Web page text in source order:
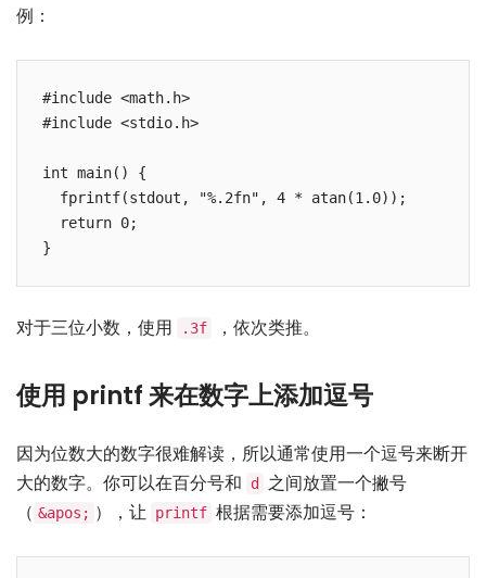
例：
#include <math.h>
#include <stdio.h>
int main() {
  fprintf(stdout, "%.2fn", 4 * atan(1.0));
  return 0;
对于三位小数，使用 .3f ，依次类推。
使用 printf 来在数字上添加逗号
因为位数大的数字很难解读，所以通常使用一个逗号来断开
大的数字。你可以在百分号和
d
之间放置一个撇号
（ &apos; ），让 printf 根据需要添加逗号：